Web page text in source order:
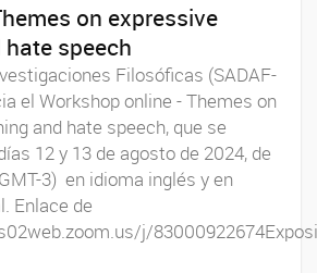
on expressive
speech
Filosóficas (SADAF-
el Workshop online - Themes on
and hate speech, que se
12 y 13 de agosto de 2024, de
3) en idioma inglés y en
Enlace de
j/